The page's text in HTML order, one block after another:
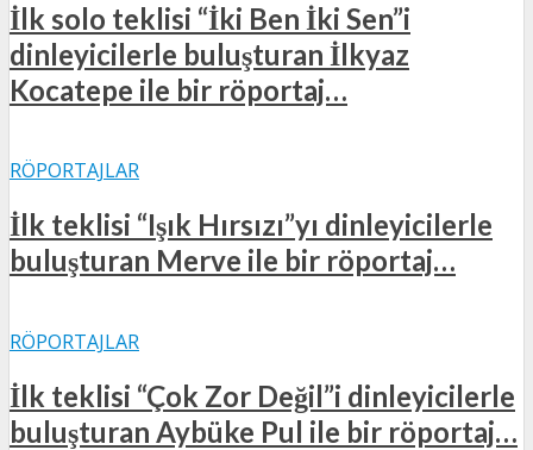
İlk solo teklisi “İki Ben İki Sen”i
dinleyicilerle buluşturan İlkyaz
Kocatepe ile bir röportaj…
RÖPORTAJLAR
İlk teklisi “Işık Hırsızı”yı dinleyicilerle
buluşturan Merve ile bir röportaj…
RÖPORTAJLAR
İlk teklisi “Çok Zor Değil”i dinleyicilerle
buluşturan Aybüke Pul ile bir röportaj…